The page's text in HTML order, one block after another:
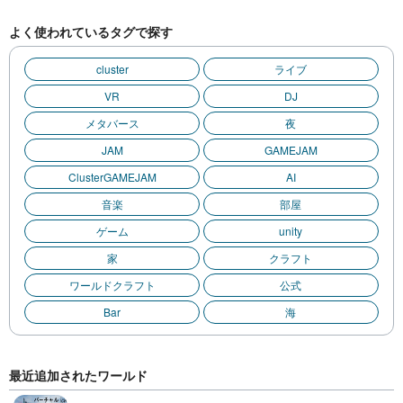
よく使われているタグで探す
cluster
ライブ
VR
DJ
メタバース
夜
JAM
GAMEJAM
ClusterGAMEJAM
AI
音楽
部屋
ゲーム
unity
家
クラフト
ワールドクラフト
公式
Bar
海
最近追加されたワールド